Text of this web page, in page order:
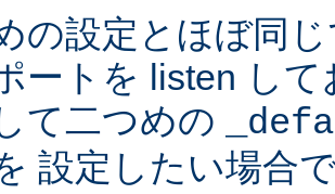
の設定とほぼ同
ートを listen し
て二つめの
設定したい場合